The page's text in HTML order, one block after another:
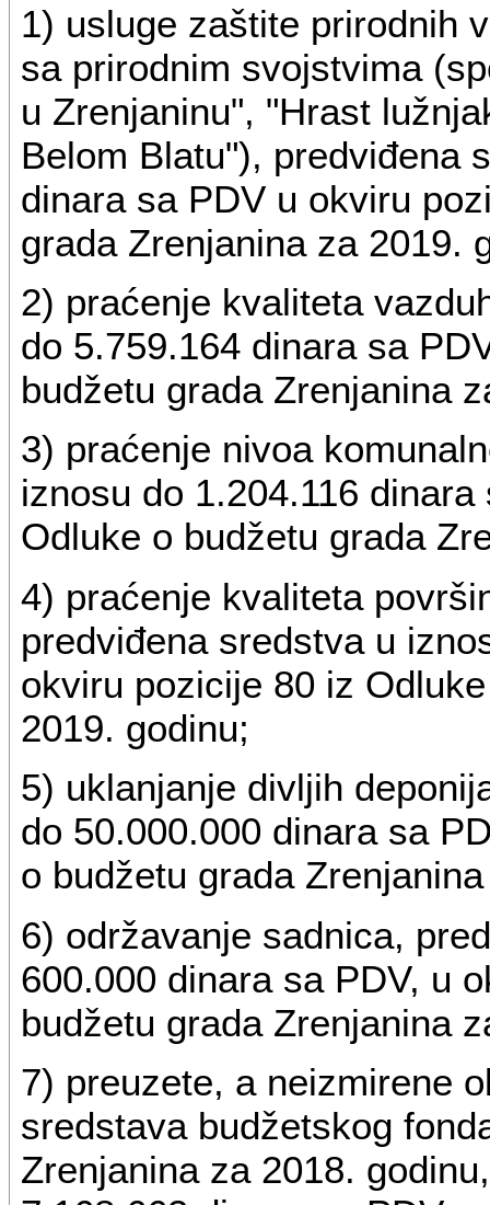
1) usluge zaštite prirodnih
sa prirodnim svojstvima
u Zrenjaninu", "Hrast
Belom Blatu"), predviđena
dinara sa PDV u okviru
grada Zrenjanina za 2019.
2) praćenje kvaliteta
do 5.759.164 dinara sa
budžetu grada Zrenjanina
3) praćenje nivoa
iznosu do 1.204.116
Odluke o budžetu grada
4) praćenje kvaliteta
predviđena sredstva u
okviru pozicije 80 iz
2019. godinu;
5) uklanjanje divljih
do 50.000.000 dinara sa
o budžetu grada
6) održavanje sadnica,
600.000 dinara sa PDV, u
budžetu grada Zrenjanina
7) preuzete, a neizmirene
sredstava budžetskog
Zrenjanina za 2018.